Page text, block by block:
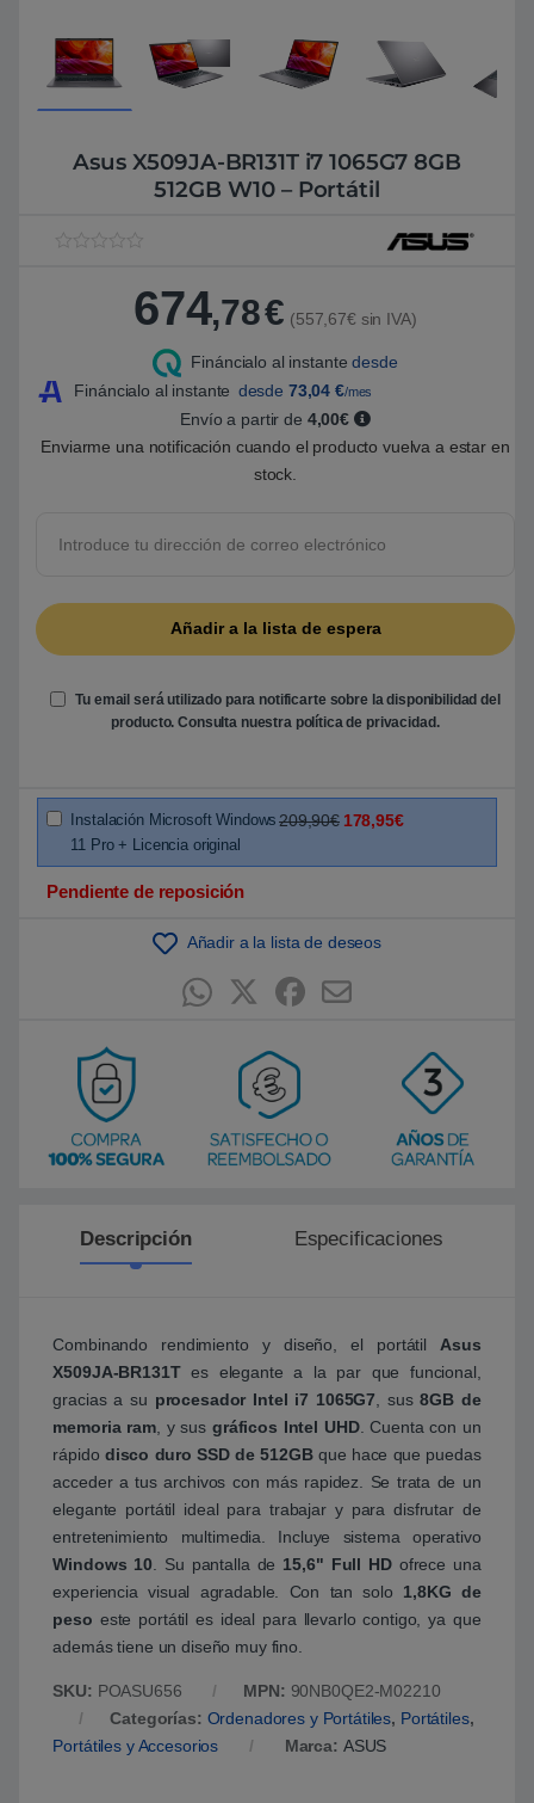
Asus X509JA-BR131T i7 1065G7 8GB
512GB W10 – Portátil
o
5
0
5
s
c
i
d
e
c
674,78€ (557,67€ sin IVA)
Fináncialo al instante desde
Fináncialo al instante desde 73,04 €/mes
Envío a partir de 4,00€
Enviarme una notificación cuando el producto vuelva a estar en
stock.
Tu email será utilizado para notificarte sobre la disponibilidad del
producto. Consulta nuestra política de privacidad.
Instalación Microsoft Windows
11 Pro + Licencia original
209,90€ 178,95€
Pendiente de reposición
Añadir a la lista de deseos
Descripción Especificaciones
Combinando rendimiento y diseño, el portátilAsus
X509JA-BR131Tes elegante a la par que funcional,
gracias a su procesador Intel i7 1065G7, sus8GB de
memoria ram, y sus gráficos Intel UHD. Cuenta con un
rápido disco duro SSD de 512GBque hace que puedas
acceder a tus archivos con más rapidez. Se trata de un
elegante portátil ideal para trabajar y para disfrutar de
entretenimiento multimedia. Incluye sistema operativo
Windows 10. Su pantalla de 15,6" Full HDofrece una
experiencia visual agradable. Con tan solo 1,8KG de
peso este portátil es ideal para llevarlo contigo, ya que
además tiene un diseño muy fino.
SKU: POASU656 MPN: 90NB0QE2-M02210
Categorías: Ordenadores y Portátiles, Portátiles,
Portátiles y Accesorios
Marca: ASUS